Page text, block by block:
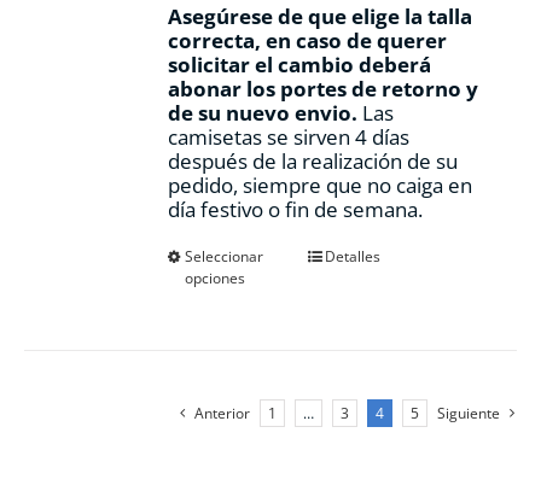
Asegúrese de que elige la talla
correcta, en caso de querer
solicitar el cambio deberá
abonar los portes de retorno y
de su nuevo envio. Las
camisetas se sirven 4 días
después de la realización de su
pedido, siempre que no caiga en
día festivo o fin de semana.
Seleccionar
opciones
Este
opciones
se
Detalles
Anterior 1 … 3 4 5 Siguiente